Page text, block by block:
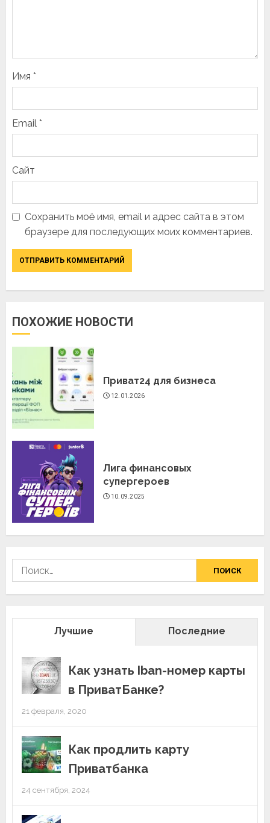
Имя *
Email *
Сайт
Сохранить моё имя, email и адрес сайта в этом
браузере для последующих моих комментариев.
ПОХОЖИЕ НОВОСТИ
Приват24 для бизнеса
12.01.2026
Лига финансовых
супергероев
10.09.2025
Найти:
Лучшие Последние
Как узнать Iban-номер карты
в ПриватБанке?
21 февраля, 2020
Как продлить карту
Приватбанка
24 сентября, 2024